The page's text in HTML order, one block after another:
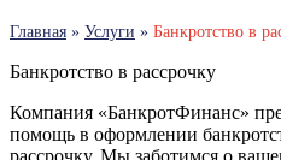
Главная » Услуги » Банкротство в
Банкротство в рассрочку
Компания «БанкротФинанс»
помощь в оформлении
рассрочку. Мы заботимся о